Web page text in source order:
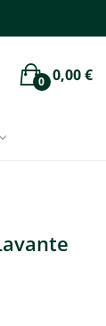
0,00 €
0